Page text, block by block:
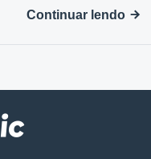
Continuar lendo